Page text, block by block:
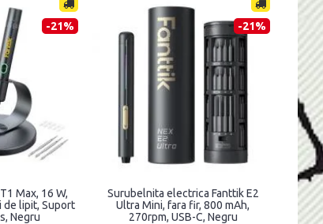
-21%
Max, 16 W,
de lipit, Suport
Negru
-21%
Surubelnita electrica Fanttik E2
Ultra Mini, fara fir, 800 mAh,
270rpm, USB-C, Negru